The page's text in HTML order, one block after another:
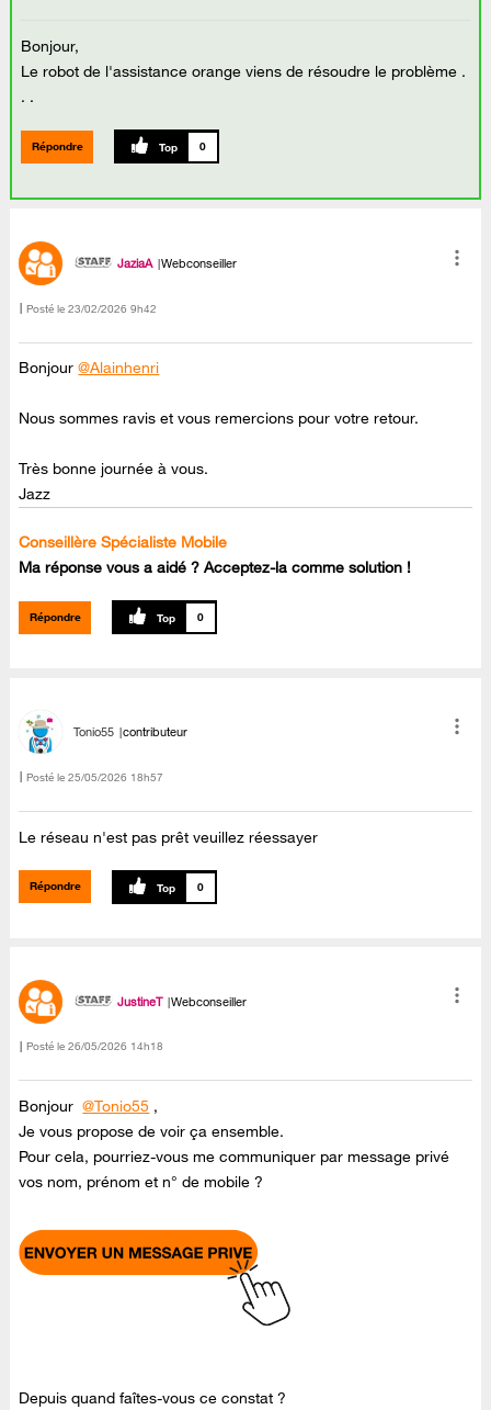
Bonjour,
Le robot de l'assistance orange viens de résoudre le problème .
. .
Répondre 0
JaziaA Webconseiller
Posté le ‎23/02/2026 9h42
Bonjour@Alainhenri
Nous sommes ravis et vous remercions pour votre retour.
Très bonne journée à vous.
Jazz
Conseillère Spécialiste Mobile
Ma réponse vous a aidé ? Acceptez-la comme solution !
Répondre 0
Tonio55 contributeur
Posté le ‎25/05/2026 18h57
Le réseau n'est pas prêt veuillez réessayer
Répondre 0
JustineT Webconseiller
Posté le ‎26/05/2026 14h18
Bonjour@Tonio55 ,
Je vous propose de voir ça ensemble.
Pour cela, pourriez-vous me communiquer par message privé
vos nom, prénom et n° de mobile ?
Depuis quand faîtes-vous ce constat ?